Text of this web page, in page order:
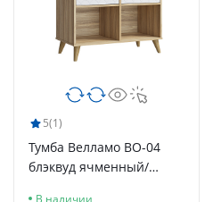
5(1)
Тумба Велламо ВО-04
блэквуд ячменный/
В наличии